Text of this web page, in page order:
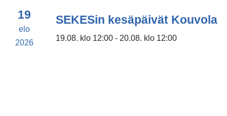
19
elo
2026
SEKESin kesäpäivät Kouvola
19.08. klo 12:00 - 20.08. klo 12:00